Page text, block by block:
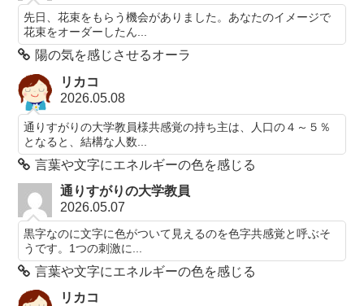
先日、花束をもらう機会がありました。あなたのイメージで
花束をオーダーしたん...
陽の気を感じさせるオーラ
リカコ
2026.05.08
通りすがりの大学教員様共感覚の持ち主は、人口の４～５％
となると、結構な人数...
言葉や文字にエネルギーの色を感じる
通りすがりの大学教員
2026.05.07
黒字なのに文字に色がついて見えるのを色字共感覚と呼ぶそ
うです。1つの刺激に...
言葉や文字にエネルギーの色を感じる
リカコ